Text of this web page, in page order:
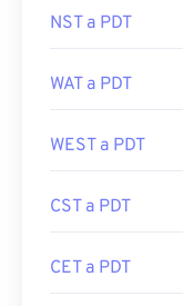
NST a PDT
WAT a PDT
WEST a PDT
CST a PDT
CET a PDT